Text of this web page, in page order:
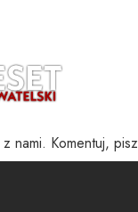
nami. Komentuj, pisz